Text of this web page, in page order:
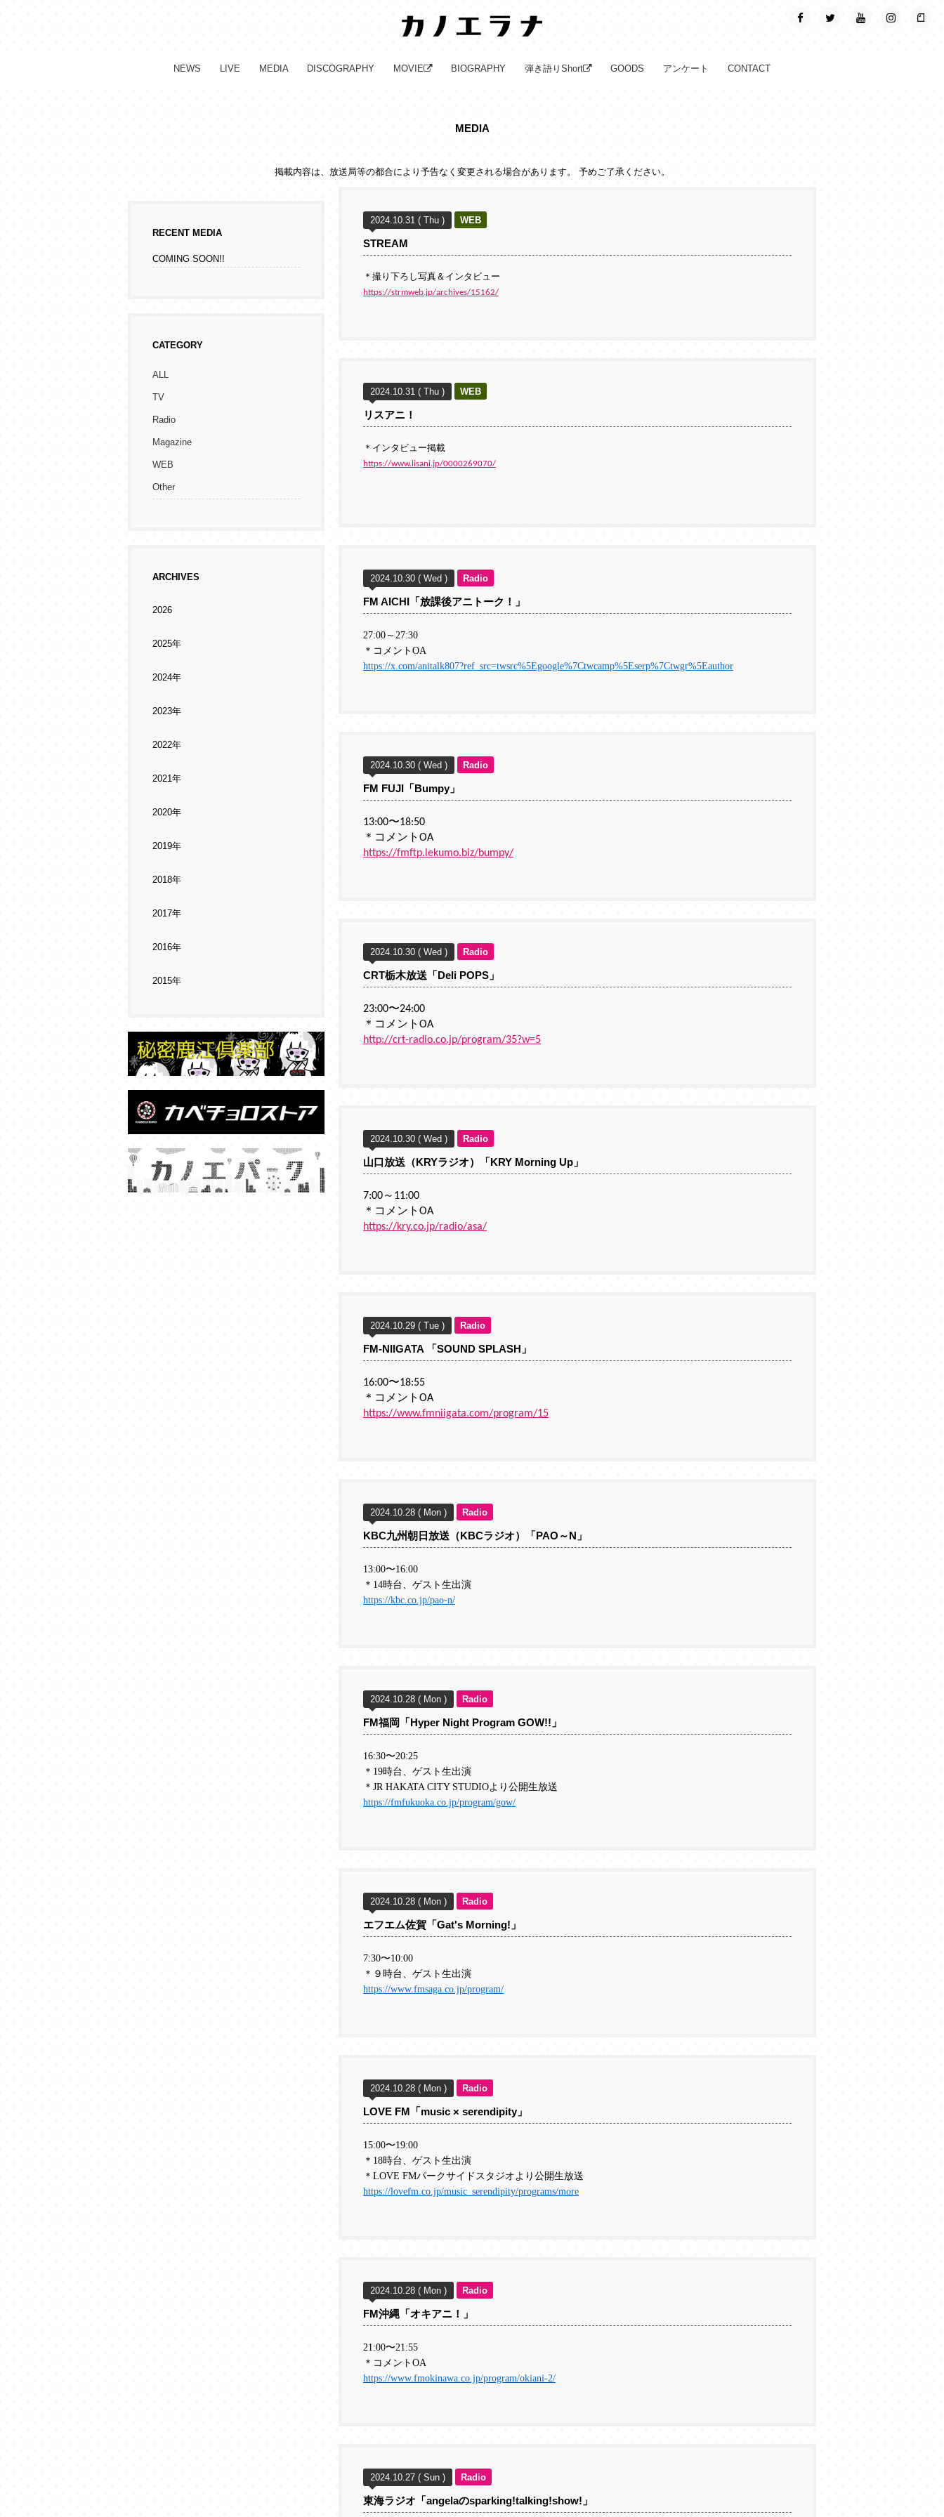
NEWS LIVE MEDIA DISCOGRAPHY MOVIE BIOGRAPHY 弾き語りShort GOODS アンケート CONTACT
MEDIA
掲載内容は、放送局等の都合により予告なく変更される場合があります。 予めご了承ください。
2024.10.31 ( Thu ) WEB
STREAM
＊撮り下ろし写真＆インタビュー
https://strmweb.jp/archives/15162/
2024.10.31 ( Thu ) WEB
リスアニ！
＊インタビュー掲載
https://www.lisani.jp/0000269070/
2024.10.30 ( Wed ) Radio
FM AICHI「放課後アニトーク！」
27:00 ～ 27:30
＊コメントOA
https://x.com/anitalk807?ref_src=twsrc%5Egoogle%7Ctwcamp%5Eserp%7Ctwgr%5Eauthor
2024.10.30 ( Wed ) Radio
FM FUJI「Bumpy」
13:00〜18:50
＊コメントOA
https://fmftp.lekumo.biz/bumpy/
2024.10.30 ( Wed ) Radio
CRT栃木放送「Deli POPS」
23:00〜24:00
＊コメントOA
http://crt-radio.co.jp/program/35?w=5
2024.10.30 ( Wed ) Radio
山口放送（KRYラジオ）「KRY Morning Up」
7:00～11:00
＊コメントOA
https://kry.co.jp/radio/asa/
2024.10.29 ( Tue ) Radio
FM-NIIGATA 「SOUND SPLASH」
16:00〜18:55
＊コメントOA
https://www.fmniigata.com/program/15
2024.10.28 ( Mon ) Radio
KBC九州朝日放送（KBCラジオ）「PAO～N」
13:00〜16:00
＊14時台、ゲスト生出演
https://kbc.co.jp/pao-n/
2024.10.28 ( Mon ) Radio
FM福岡「Hyper Night Program GOW!!」
16:30〜20:25
＊19時台、ゲスト生出演
＊JR HAKATA CITY STUDIOより公開生放送
https://fmfukuoka.co.jp/program/gow/
2024.10.28 ( Mon ) Radio
エフエム佐賀「Gat's Morning!」
7:30〜10:00
＊９時台、ゲスト生出演
https://www.fmsaga.co.jp/program/
2024.10.28 ( Mon ) Radio
LOVE FM「music × serendipity」
15:00〜19:00
＊18時台、ゲスト生出演
＊LOVE FMパークサイドスタジオより公開生放送
https://lovefm.co.jp/music_serendipity/programs/more
2024.10.28 ( Mon ) Radio
FM沖縄「オキアニ！」
21:00〜21:55
＊コメントOA
https://www.fmokinawa.co.jp/program/okiani-2/
2024.10.27 ( Sun ) Radio
東海ラジオ「angelaのsparking!talking!show!」
RECENT MEDIA
COMING SOON!!
CATEGORY
ALL
TV
Radio
Magazine
WEB
Other
ARCHIVES
2026
2025年
2024年
2023年
2022年
2021年
2020年
2019年
2018年
2017年
2016年
2015年